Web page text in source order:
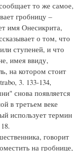
то же самое,
гробницу –
имя Онесикрита,
о том, что
ступеней, и что
имея ввиду,
на котором стоит
3. 133-134,
снова появляется
в третьем веке
использует термин
говорит
на гробнице,